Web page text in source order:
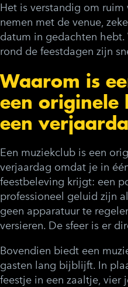
Het is verstandig om
nemen met de venue,
datum in gedachten hebt.
rond de feestdagen zijn
Waarom is
een originele
een
Een muziekclub is een
verjaardag omdat je in
feestbeleving krijgt: een
professioneel geluid zijn
geen apparatuur te
versieren. De sfeer is er
Bovendien biedt een
gasten lang bijblijft. In
feestje in een zaaltje, vier